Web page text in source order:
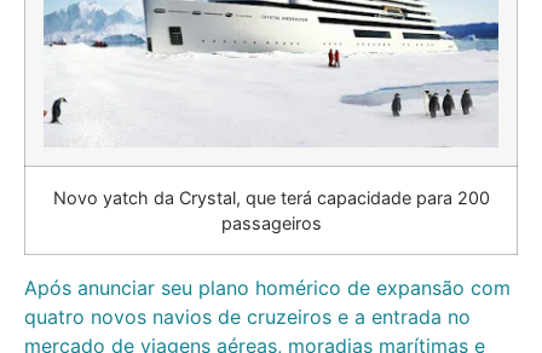
Novo yatch da Crystal, que terá capacidade para 200
passageiros
Após anunciar seu plano homérico de expansão com
quatro novos navios de cruzeiros e a entrada no
mercado de viagens aéreas, moradias marítimas e